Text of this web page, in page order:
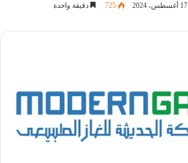
17 أغسطس، 2024 725 دقيقة واحدة